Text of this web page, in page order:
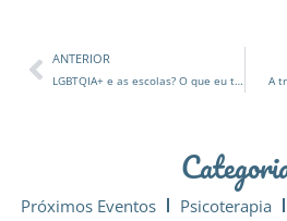
ANTERIOR
LGBTQIA+ e as escolas? O que eu tenho com isso? A
Próximos Eventos Psicoterapia